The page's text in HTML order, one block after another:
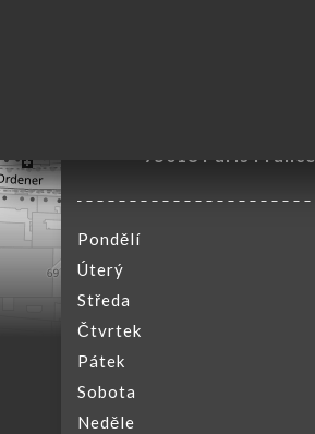
75018 Paris France
Pondělí
Úterý
Středa
Čtvrtek
Pátek
Sobota
Neděle